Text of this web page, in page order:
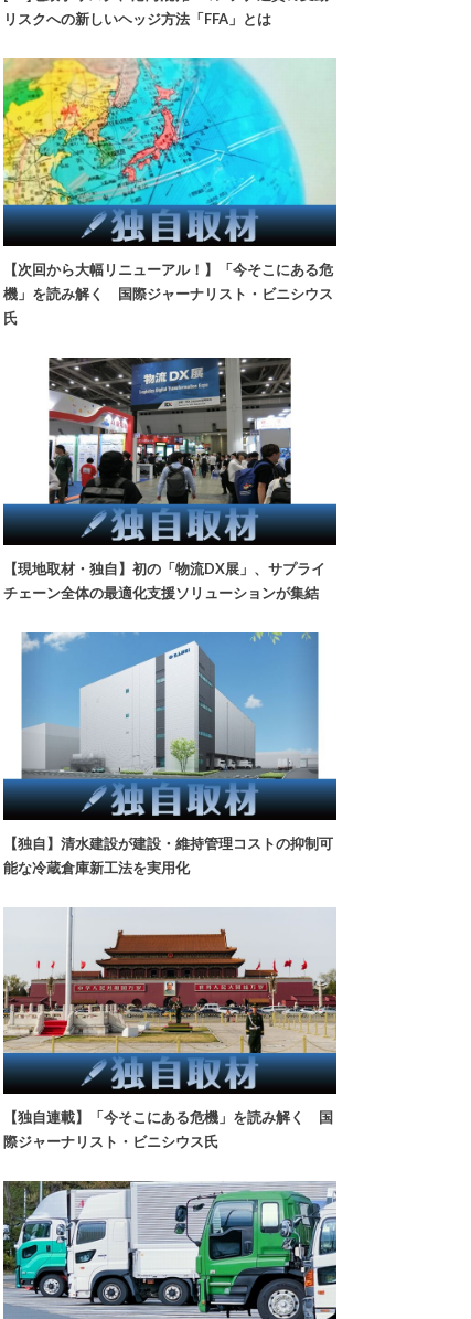
リスクへの新しいヘッジ方法「FFA」とは
【次回から大幅リニューアル！】「今そこにある危
機」を読み解く 国際ジャーナリスト・ビニシウス
氏
【現地取材・独自】初の「物流DX展」、サプライ
チェーン全体の最適化支援ソリューションが集結
【独自】清水建設が建設・維持管理コストの抑制可
能な冷蔵倉庫新工法を実用化
【独自連載】「今そこにある危機」を読み解く 国
際ジャーナリスト・ビニシウス氏